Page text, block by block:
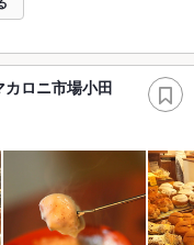
ロニ市場小田